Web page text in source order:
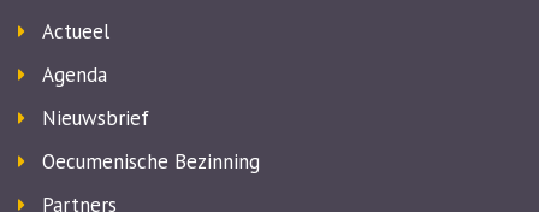
Actueel
Agenda
Nieuwsbrief
Oecumenische Bezinning
Partners